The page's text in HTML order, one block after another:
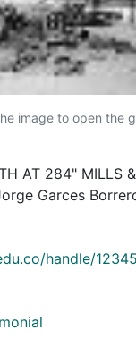
image to open the
AT 284" MILLS
Garces
handle/